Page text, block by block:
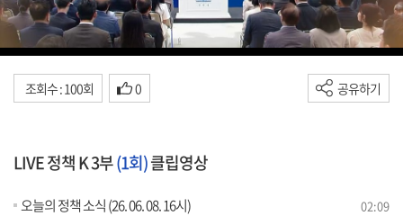
조회수 : 100회 0 공유하기
LIVE 정책 K 3부(1회)클립영상
오늘의 정책 소식 (26. 06. 08. 16시) 02:09